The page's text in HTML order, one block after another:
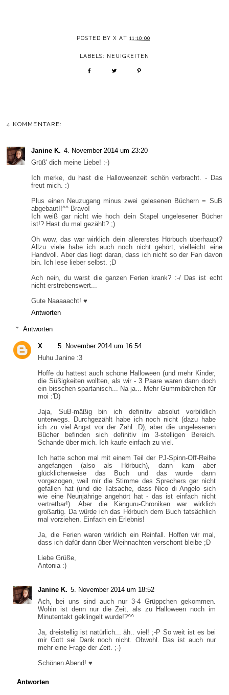
POSTED BYX AT 11:10:00
LABELS: NEUIGKEITEN
4 KOMMENTARE:
Janine K. 4. November 2014 um 23:20
Grüß' dich meine Liebe! :-)
Ich merke, du hast die Halloweenzeit schön verbracht. - Das
freut mich. :)
Plus einen Neuzugang minus zwei gelesenen Büchern = SuB
abgebaut!!^^ Bravo!
Ich weiß gar nicht wie hoch dein Stapel ungelesener Bücher
ist!? Hast du mal gezählt? ;)
Oh wow, das war wirklich dein allererstes Hörbuch überhaupt?
Allzu viele habe ich auch noch nicht gehört, vielleicht eine
Handvoll. Aber das liegt daran, dass ich nicht so der Fan davon
bin. Ich lese lieber selbst. ;D
Ach nein, du warst die ganzen Ferien krank? :-/ Das ist echt
nicht erstrebenswert...
Gute Naaaaacht! ♥
Antworten
Antworten
X
5. November 2014 um 16:54
Huhu Janine :3
Hoffe du hattest auch schöne Halloween (und mehr Kinder,
die Süßigkeiten wollten, als wir - 3 Paare waren dann doch
ein bisschen spartanisch... Na ja... Mehr Gummibärchen für
moi :'D)
Jaja, SuB-mäßig bin ich definitiv absolut vorbildlich
unterwegs. Durchgezählt habe ich noch nicht (dazu habe
ich zu viel Angst vor der Zahl :D), aber die ungelesenen
Bücher befinden sich definitiv im 3-stelligen Bereich.
Schande über mich. Ich kaufe einfach zu viel.
Ich hatte schon mal mit einem Teil der PJ-Spinn-Off-Reihe
angefangen (also als Hörbuch), dann kam aber
glücklicherweise das Buch und das wurde dann
vorgezogen, weil mir die Stimme des Sprechers gar nicht
gefallen hat (und die Tatsache, dass Nico di Angelo sich
wie eine Neunjährige angehört hat - das ist einfach nicht
vertretbar!). Aber die Känguru-Chroniken war wirklich
großartig. Da würde ich das Hörbuch dem Buch tatsächlich
mal vorziehen. Einfach ein Erlebnis!
Ja, die Ferien waren wirklich ein Reinfall. Hoffen wir mal,
dass ich dafür dann über Weihnachten verschont bleibe ;D
Liebe Grüße,
Antonia :)
Janine K. 5. November 2014 um 18:52
Ach, bei uns sind auch nur 3-4 Grüppchen gekommen.
Wohin ist denn nur die Zeit, als zu Halloween noch im
Minutentakt geklingelt wurde!?^^
Ja, dreistellig ist natürlich... äh.. viel! ;-P So weit ist es bei
mir Gott sei Dank noch nicht. Obwohl. Das ist auch nur
mehr eine Frage der Zeit. ;-)
Schönen Abend! ♥
Antworten